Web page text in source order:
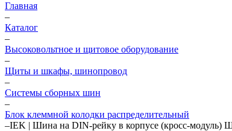
Главная
–
Каталог
–
Высоковольтное и щитовое оборудование
–
Щиты и шкафы, шинопровод
–
Системы сборных шин
–
Блок клеммной колодки распределительный
–IEK | Шина на DIN-рейку в корпусе (кросс-